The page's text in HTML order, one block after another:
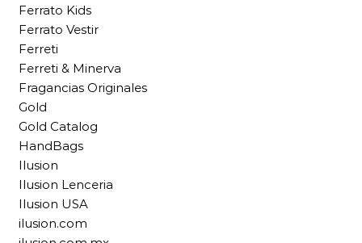
Ferrato Kids
Ferrato Vestir
Ferreti
Ferreti & Minerva
Fragancias Originales
Gold
Gold Catalog
HandBags
Ilusion
Ilusion Lenceria
Ilusion USA
ilusion.com